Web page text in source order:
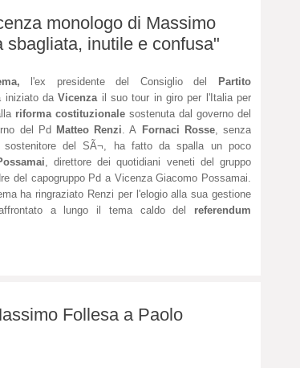
monologo di Massimo
inutile e confusa"
l'ex presidente del Consiglio del
Partito
iniziato daVicenza il suo tour in giro per l'Italia per
riforma costituzionale sostenuta dal governo del
del Pd Matteo Renzi. A Fornaci Rosse, senza
sostenitore del SÃ¬, ha fatto da spalla un poco
, direttore dei quotidiani veneti del gruppo
del capogruppo Pd a Vicenza Giacomo Possamai.
ha ringraziato Renzi per l'elogio alla sua gestione
a lungo il tema caldo del referendum
Follesa a Paolo